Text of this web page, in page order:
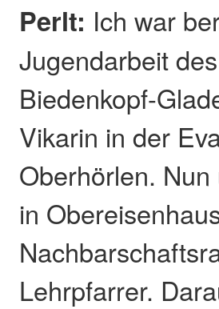
Perlt: Ich war
Jugendarbeit
Biedenkopf-
Vikarin in der
Oberhörlen.
in
Lehrpfarrer.